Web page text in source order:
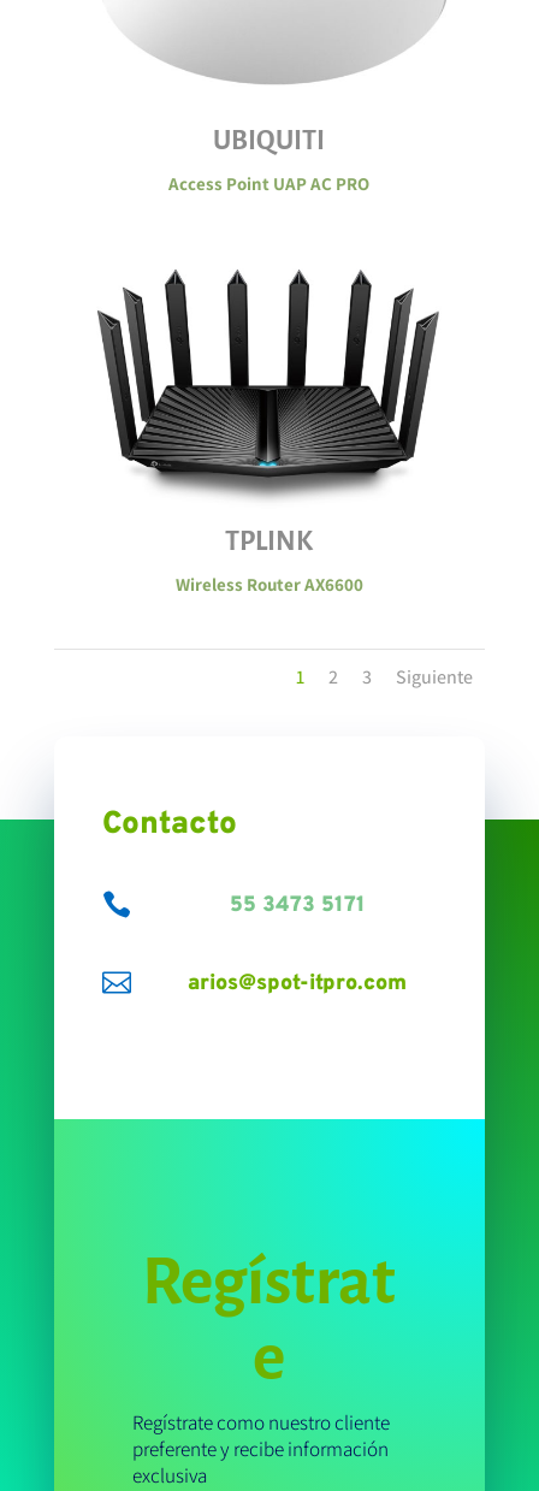
UBIQUITI
Access Point UAP AC PRO
TPLINK
Wireless Router AX6600
1 2 3 Siguiente
Contacto
 55 3473 5171
 arios@spot-itpro.com
Regístrat
e
Regístrate como nuestro cliente
preferente y recibe información
exclusiva